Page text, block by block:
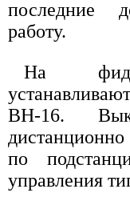
последние
работу.
На
ВН-16.
по
управления